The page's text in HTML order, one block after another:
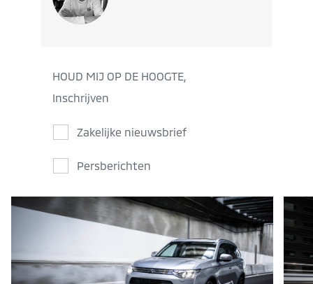
HOUD MIJ OP DE HOOGTE,
Inschrijven
Zakelijke nieuwsbrief
Persberichten